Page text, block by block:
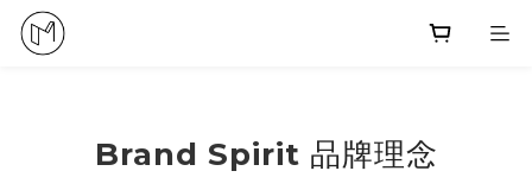
Brand Spirit 品牌理念